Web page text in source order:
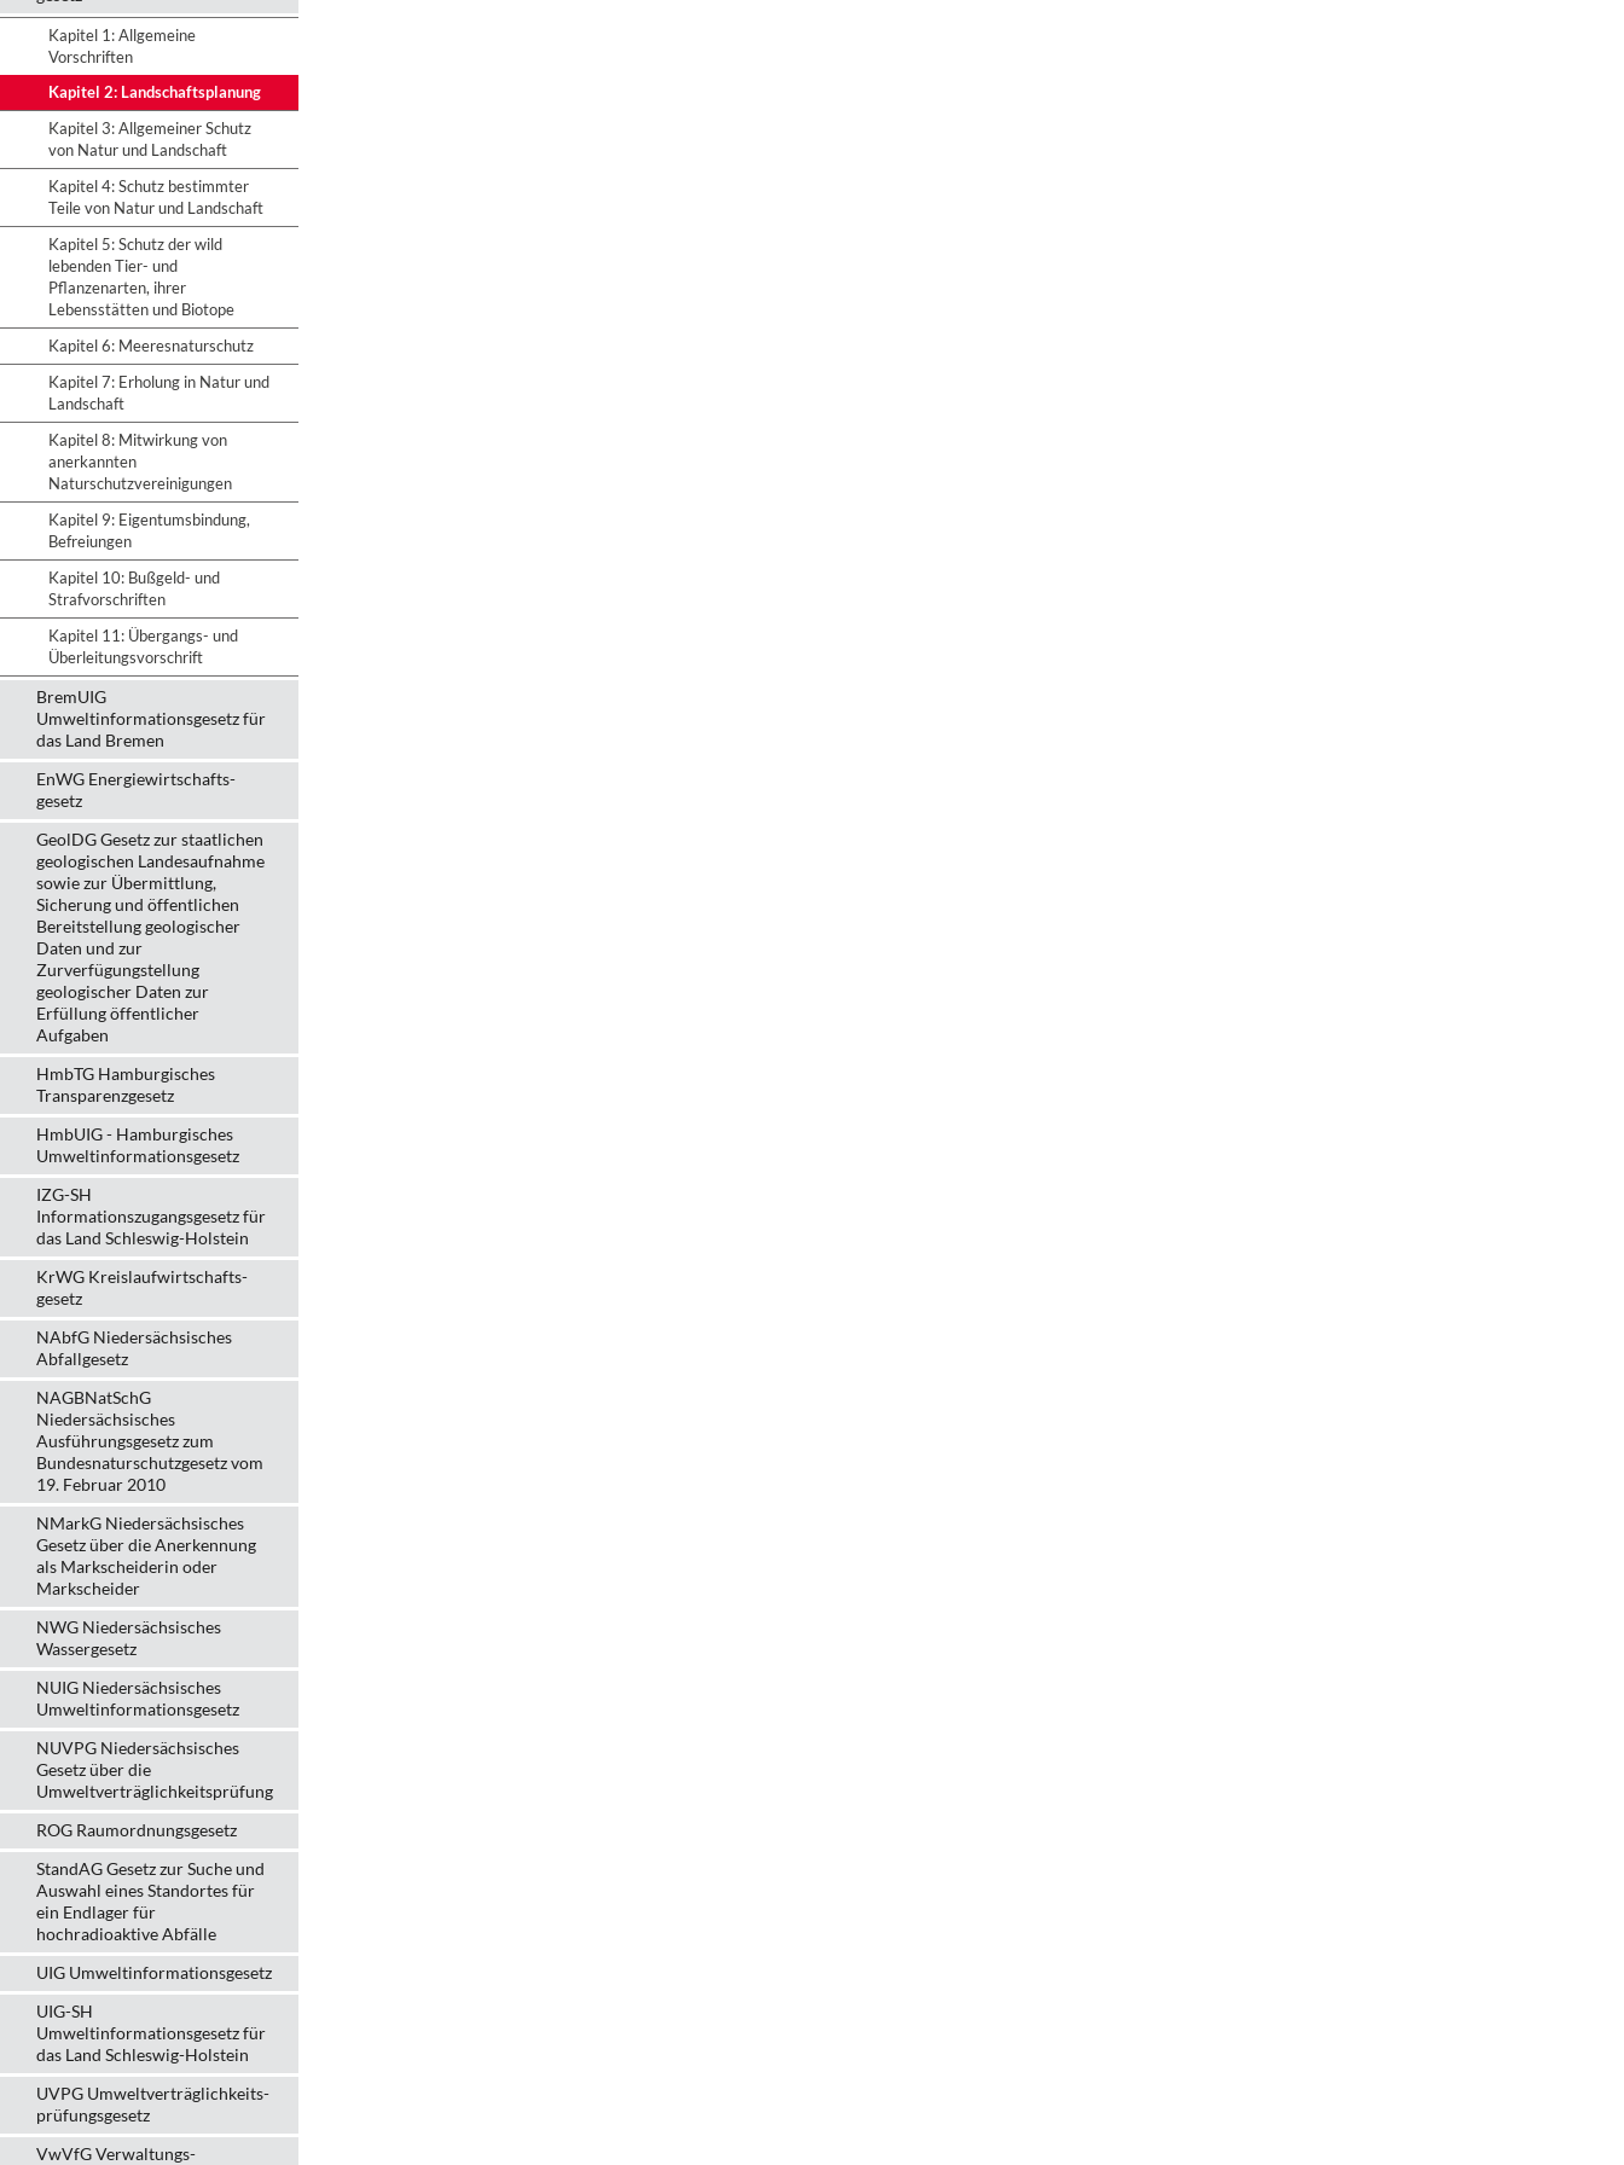
Kapitel 1: Allgemeine
Vorschriften
Kapitel 2: Landschaftsplanung
Kapitel 3: Allgemeiner Schutz
von Natur und Landschaft
Kapitel 4: Schutz bestimmter
Teile von Natur und Landschaft
Kapitel 5: Schutz der wild
lebenden Tier- und
Pflanzenarten, ihrer
Lebensstätten und Biotope
Kapitel 6: Meeresnaturschutz
Kapitel 7: Erholung in Natur und
Landschaft
Kapitel 8: Mitwirkung von
anerkannten
Naturschutzvereinigungen
Kapitel 9: Eigentumsbindung,
Befreiungen
Kapitel 10: Bußgeld- und
Strafvorschriften
Kapitel 11: Übergangs- und
Überleitungsvorschrift
BremUIG
Umweltinformationsgesetz für
das Land Bremen
EnWG Energiewirtschafts-
gesetz
GeolDG Gesetz zur staatlichen
geologischen Landesaufnahme
sowie zur Übermittlung,
Sicherung und öffentlichen
Bereitstellung geologischer
Daten und zur
Zurverfügungstellung
geologischer Daten zur
Erfüllung öffentlicher
Aufgaben
HmbTG Hamburgisches
Transparenzgesetz
HmbUIG - Hamburgisches
Umweltinformationsgesetz
IZG-SH
Informationszugangsgesetz für
das Land Schleswig-Holstein
KrWG Kreislaufwirtschafts­
gesetz
NAbfG Niedersächsisches
Abfallgesetz
NAGBNatSchG
Niedersächsisches
Ausführungsgesetz zum
Bundesnaturschutzgesetz vom
19. Februar 2010
NMarkG Niedersächsisches
Gesetz über die Anerkennung
als Markscheiderin oder
Markscheider
NWG Niedersächsisches
Wassergesetz
NUIG Niedersächsisches
Umweltinformationsgesetz
NUVPG Niedersächsisches
Gesetz über die
Umweltverträglichkeitsprüfung
ROG Raumordnungsgesetz
StandAG Gesetz zur Suche und
Auswahl eines Standortes für
ein Endlager für
hochradioaktive Abfälle
UIG Umweltinformationsgesetz
UIG-SH
Umweltinformationsgesetz für
das Land Schleswig-Holstein
UVPG Umweltverträglich­keits­
prüfungs­gesetz
VwVfG Verwaltungs­